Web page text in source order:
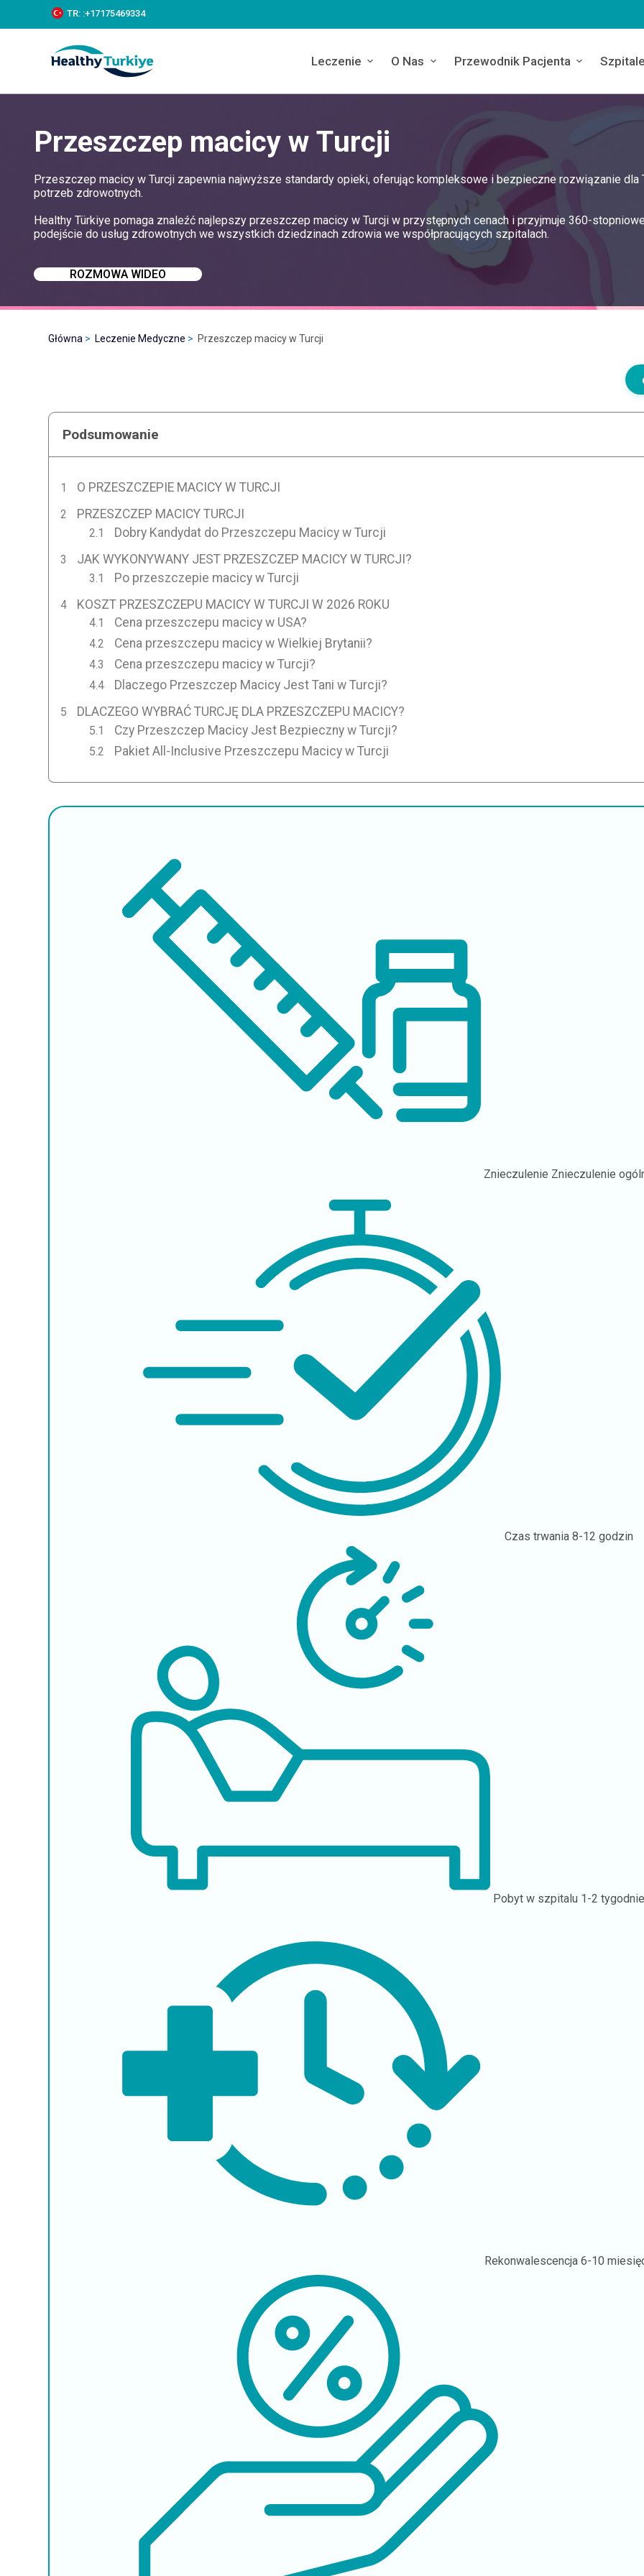
k
c
TR: :+‪17175469334‬
Leczenie O Nas Przewodnik Pacjenta
Przeszczep macicy w Turcji
Przeszczep macicy w Turcji zapewnia najwyższe standardy opieki, oferując kompleksowe i bezpieczne rozwiązanie dla
potrzeb zdrowotnych.
Healthy Türkiye pomaga znaleźć najlepszy przeszczep macicy w Turcji w przystępnych cenach i przyjmuje 360-
podejście do usług zdrowotnych we wszystkich dziedzinach zdrowia we współpracujących szpitalach.
ROZMOWA WIDEO
Główna Leczenie Medyczne Przeszczep macicy w Turcji
Podsumowanie
O PRZESZCZEPIE MACICY W TURCJI
PRZESZCZEP MACICY TURCJI
Dobry Kandydat do Przeszczepu Macicy w Turcji
JAK WYKONYWANY JEST PRZESZCZEP MACICY W TURCJI?
Po przeszczepie macicy w Turcji
KOSZT PRZESZCZEPU MACICY W TURCJI W 2026 ROKU
Cena przeszczepu macicy w USA?
Cena przeszczepu macicy w Wielkiej Brytanii?
Cena przeszczepu macicy w Turcji?
Dlaczego Przeszczep Macicy Jest Tani w Turcji?
DLACZEGO WYBRAĆ TURCJĘ DLA PRZESZCZEPU MACICY?
Czy Przeszczep Macicy Jest Bezpieczny w Turcji?
Pakiet All-Inclusive Przeszczepu Macicy w Turcji
Znieczulenie Znieczulenie
Czas trwania 8-12 godzin
Pobyt w szpitalu 1-2 tygodnie
Rekonwalescencja6-10